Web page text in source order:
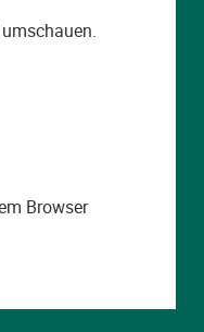
Browser